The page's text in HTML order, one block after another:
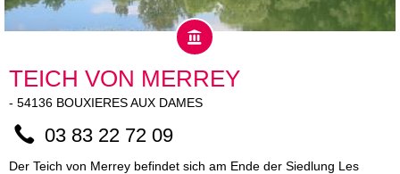
TEICH VON MERREY
- 54136 BOUXIERES AUX DAMES
03 83 22 72 09
Der Teich von Merrey befindet sich am Ende der Siedlung Les